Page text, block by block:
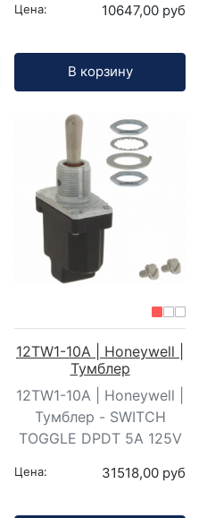
Цена: 10647,00 руб
В корзину
12TW1-10A | Honeywell |
Тумблер
12TW1-10A | Honeywell |
Тумблер - SWITCH
TOGGLE DPDT 5A 125V
Цена: 31518,00 руб